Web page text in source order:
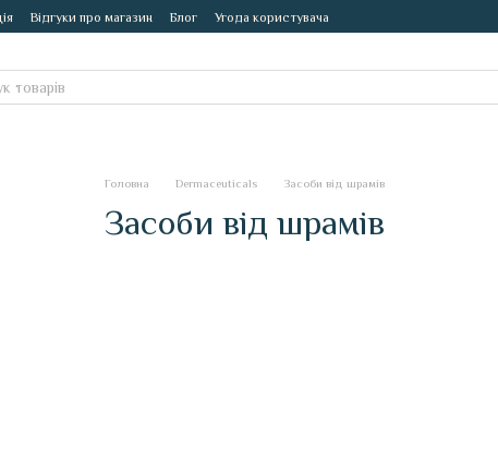
Відгуки про магазин Блог Угода користувача
Головна Dermaceuticals Засоби від шрамів
Засоби від шрамів